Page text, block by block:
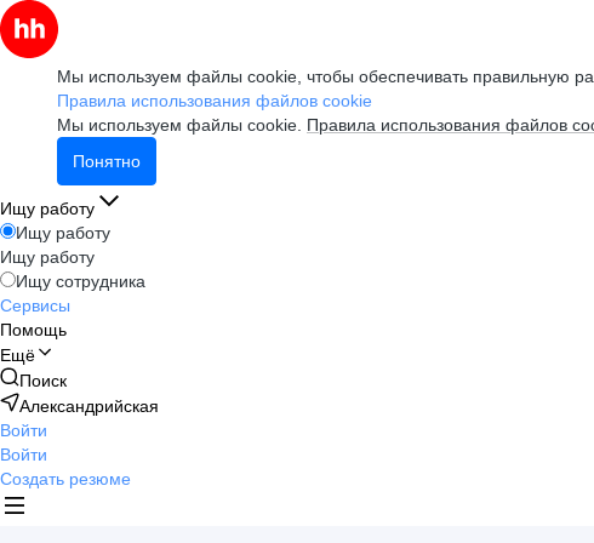
Мы используем файлы cookie, чтобы обеспечивать правильную
Правила использования файлов cookie
Мы используем файлы cookie. Правила использования файлов
Понятно
Ищу работу
Ищу работу
Ищу работу
Ищу сотрудника
Сервисы
Помощь
Ещё
Поиск
Александрийская
Войти
Войти
Создать резюме